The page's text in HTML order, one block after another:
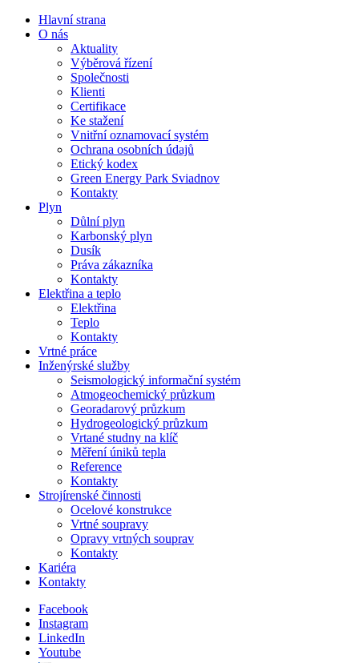
Hlavní strana
O nás
Aktuality
Výběrová řízení
Společnosti
Klienti
Certifikace
Ke stažení
Vnitřní oznamovací systém
Ochrana osobních údajů
Etický kodex
Green Energy Park Sviadnov
Kontakty
Plyn
Důlní plyn
Karbonský plyn
Dusík
Práva zákazníka
Kontakty
Elektřina a teplo
Elektřina
Teplo
Kontakty
Vrtné práce
Inženýrské služby
Seismologický informační systém
Atmogeochemický průzkum
Georadarový průzkum
Hydrogeologický průzkum
Vrtané studny na klíč
Měření úniků tepla
Reference
Kontakty
Strojírenské činnosti
Ocelové konstrukce
Vrtné soupravy
Opravy vrtných souprav
Kontakty
Kariéra
Kontakty
Facebook
Instagram
LinkedIn
Youtube